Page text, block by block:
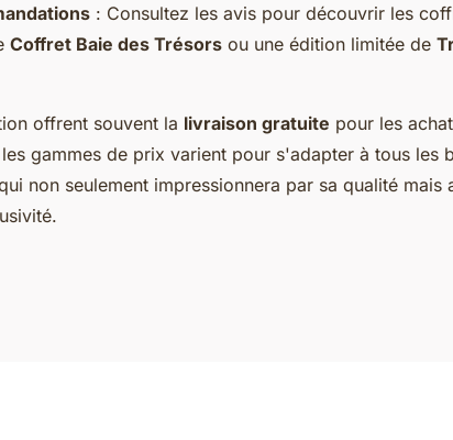
: Consultez les avis pour découvrir les
Coffret Baie des Trésors ou une édition limitée de
offrent souvent la livraison gratuite pour les
gammes de prix varient pour s'adapter à tous les
non seulement impressionnera par sa qualité mais